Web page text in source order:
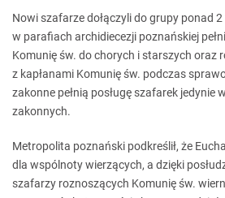
Nowi szafarze dołączyli do grupy ponad
w parafiach archidiecezji poznańskiej
Komunię św. do chorych i starszych oraz
z kapłanami Komunię św. podczas
zakonne pełnią posługę szafarek jedynie
zakonnych.
Metropolita poznański podkreślił, że
dla wspólnoty wierzących, a dzięki
szafarzy roznoszących Komunię św.